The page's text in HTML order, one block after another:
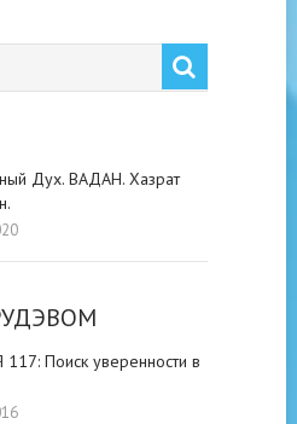
Дух. ВАДАН. Хазрат
Поиск уверенности в